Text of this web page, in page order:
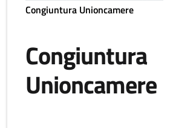
Congiuntura Unioncamere
Congiuntura
Unioncamere